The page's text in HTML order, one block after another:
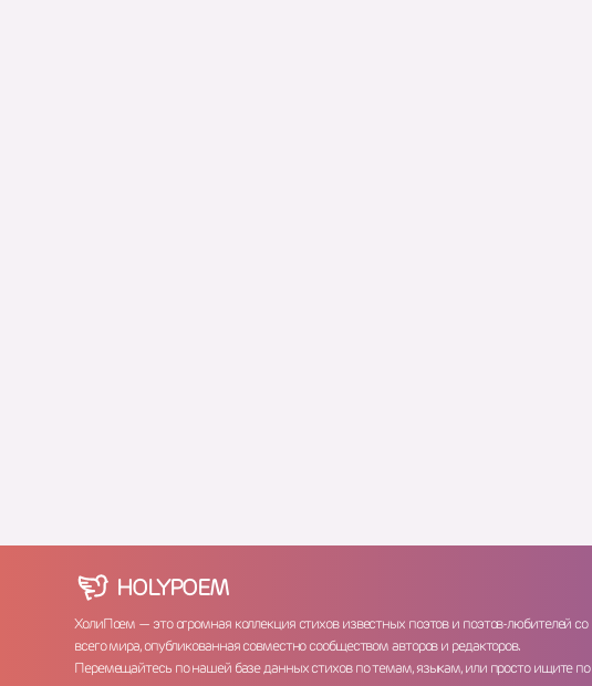
HOLYPOEM
ХолиПоем — это огромная коллекция стихов известных поэтов и поэтов-любителей со
всего мира, опубликованная совместно сообществом авторов и редакторов.
Перемещайтесь по нашей базе данных стихов по темам, языкам, или просто ищите по